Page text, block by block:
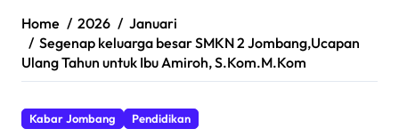
Home 2026
Januari
Segenap keluarga besar SMKN 2 Jombang,Ucapan
Ulang Tahun untuk Ibu Amiroh, S.Kom.M.Kom
Kabar Jombang Pendidikan